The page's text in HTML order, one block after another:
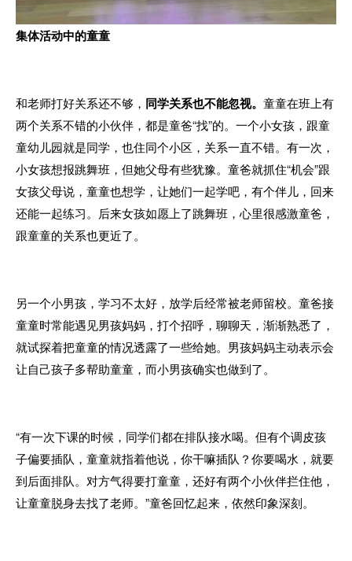
集体活动中的童童
和老师打好关系还不够， 同学关系也不能忽视。 童童在班上有
两个关系不错的小伙伴，都是童爸“找”的。一个小女孩，跟童
童幼儿园就是同学，也住同个小区，关系一直不错。有一次，
小女孩想报跳舞班，但她父母有些犹豫。童爸就抓住“机会”跟
女孩父母说，童童也想学，让她们一起学吧，有个伴儿，回来
还能一起练习。后来女孩如愿上了跳舞班，心里很感激童爸，
跟童童的关系也更近了。
另一个小男孩，学习不太好，放学后经常被老师留校。童爸接
童童时常能遇见男孩妈妈，打个招呼，聊聊天，渐渐熟悉了，
就试探着把童童的情况透露了一些给她。男孩妈妈主动表示会
让自己孩子多帮助童童，而小男孩确实也做到了。
“有一次下课的时候，同学们都在排队接水喝。但有个调皮孩
子偏要插队，童童就指着他说，你干嘛插队？你要喝水，就要
到后面排队。对方气得要打童童，还好有两个小伙伴拦住他，
让童童脱身去找了老师。”童爸回忆起来，依然印象深刻。